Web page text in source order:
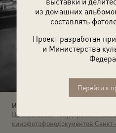
из домашних
составлять
Проект разработан
и Министерства
Перейти к
Источники:
Центральный государственный
кинофотофонодокументов